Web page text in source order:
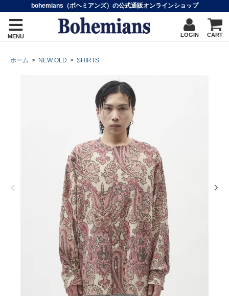
bohemians（ボヘミアンズ）の公式通販オンラインショップ
MENU LOGIN CART
ホーム > NEW OLD > SHIRTS